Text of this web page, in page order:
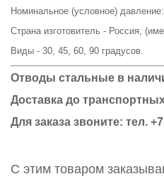
Номинальное (условное)
Страна изготовитель - Россия,
Виды - 30, 45, 60, 90 градусов.
Отводы стальные в
Доставка до
Для заказа звоните: тел.
С этим товаром